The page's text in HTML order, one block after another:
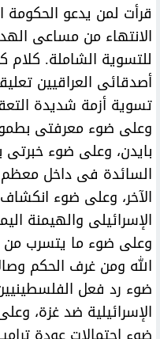
قرأت لمن يدعو الحكومة
الانتهاء من مساعى
للتسوية الشاملة.
أصدقائى العراقيين
تسوية أزمة شديدة
وعلى ضوء معرفتى
بايدن، وعلى ضوء خبرتى
السائدة فى داخل معظم
الآخر، وعلى ضوء
الإسرائيلى والهيمنة
وعلى ضوء ما يتسرب من
الله ومن غرف الحكم
ضوء رد فعل
الإسرائيلية ضد غزة،